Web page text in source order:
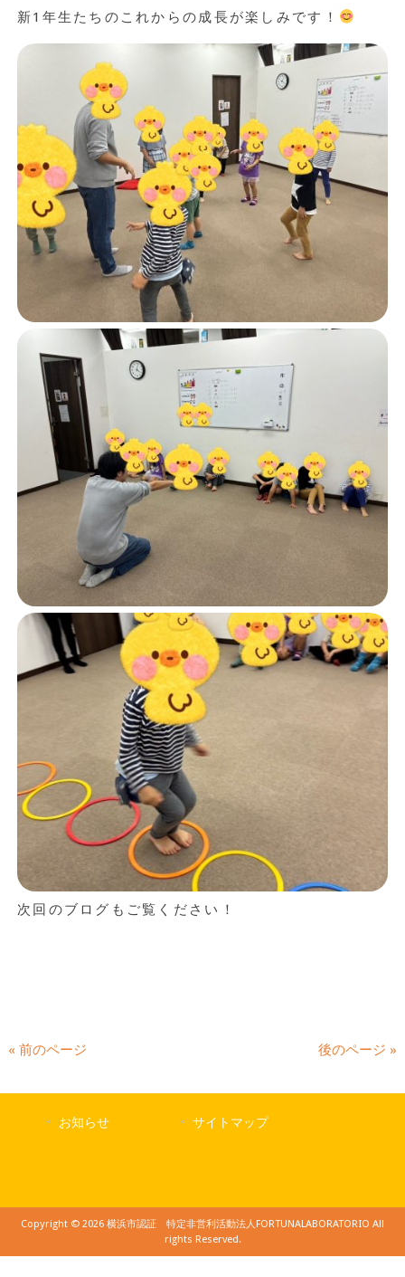
新1年生たちのこれからの成長が楽しみです！
次回のブログもご覧ください！
« 前のページ 後のページ »
お知らせ サイトマップ
Copyright © 2026 横浜市認証 特定非営利活動法人FORTUNALABORATORIO All
rights Reserved.